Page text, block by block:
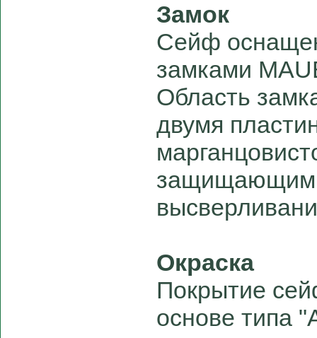
Замок
Сейф
замками
Область
двумя
Окраска
Покрытие
основе типа